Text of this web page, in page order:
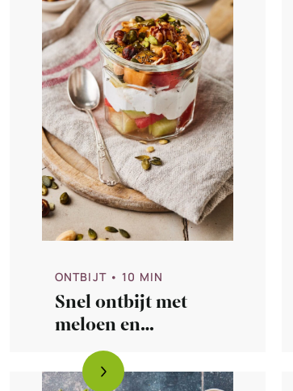
ONTBIJT • 10 MIN
Snel ontbijt met
meloen en
(kokos)yoghurt